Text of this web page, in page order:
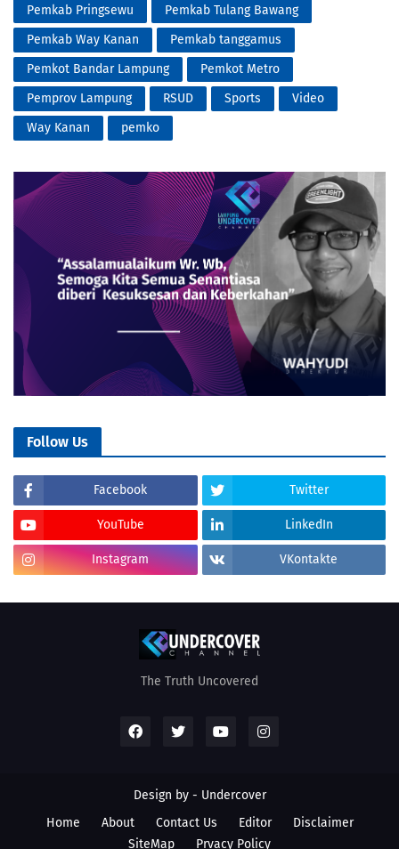
Pemkab Pringsewu
Pemkab Tulang Bawang
Pemkab Way Kanan
Pemkab tanggamus
Pemkot Bandar Lampung
Pemkot Metro
Pemprov Lampung
RSUD Sports
Video
Way Kanan
pemko
Follow Us
Facebook Twitter
YouTube LinkedIn
Instagram VKontakte
The Truth Uncovered
Design by - Undercover
Home
About Contact Us Editor
Disclaimer
SiteMap
Prvacy Policy